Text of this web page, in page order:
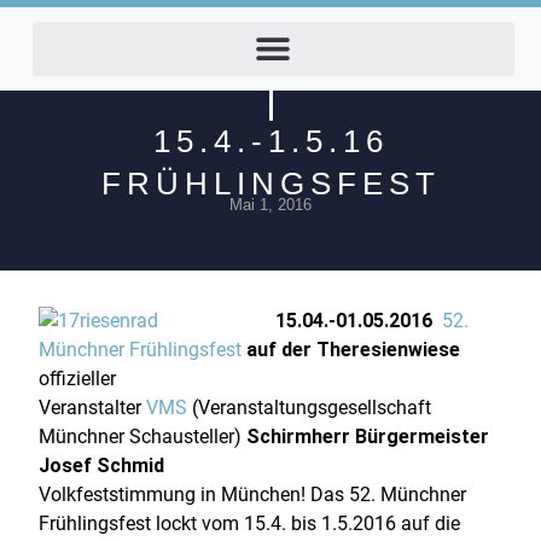
15.4.-1.5.16
FRÜHLINGSFEST
Mai 1, 2016
15.04.-01.05.2016 52.
Münchner Frühlingsfest auf der Theresienwiese
offizieller
VeranstalterVMS (Veranstaltungsgesellschaft
Münchner Schausteller) Schirmherr Bürgermeister
Josef Schmid
Volkfeststimmung in München! Das 52. Münchner
Frühlingsfest lockt vom 15.4. bis 1.5.2016 auf die